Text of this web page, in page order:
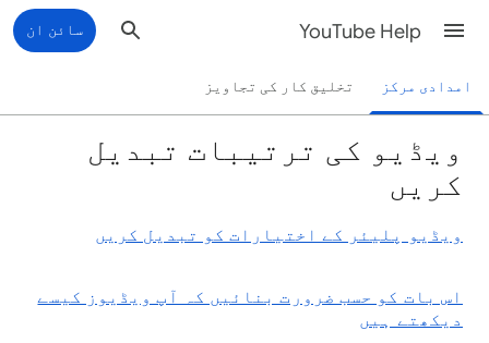
YouTube Help سائن ان
امدادی مرکز تخلیق کار کی تجاویز
ویڈیو کی ترتیبات تبدیل
کریں
ویڈیو پلیئر کے اختیارات کو تبدیل کریں
اس بات کو حسب ضرورت بنائیں کہ آپ ویڈیوز کیسے
دیکھتے ہیں